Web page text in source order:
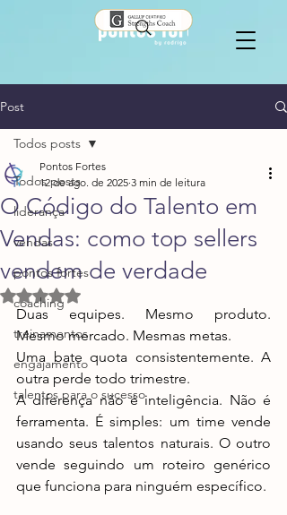
Post
Todos posts
liderança
vendas
pontos fortes
coaching
treinamentos
engajamento
talentos para o sucesso
Todos posts
O Código do Talento em
Vendas: como top sellers
vendem de verdade
Pontos Fortes
12 de ago. de 2025 3 min de leitura
Avaliado com NaN de 5 estrelas.
Duas equipes. Mesmo produto.
Mesmo mercado. Mesmas metas.
Uma bate quota consistentemente. A
outra perde todo trimestre.
A diferença não é inteligência. Não é
ferramenta. É simples: um time vende
usando seus talentos naturais. O outro
vende seguindo um roteiro genérico
que funciona para ninguém específico.